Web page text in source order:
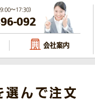
～17:30）
092
会社案内
選んで注文